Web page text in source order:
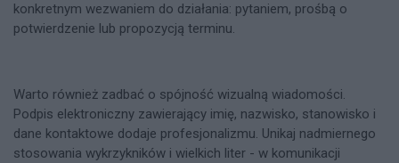
konkretnym wezwaniem do działania: pytaniem, prośbą o
potwierdzenie lub propozycją terminu.
Warto również zadbać o spójność wizualną wiadomości.
Podpis elektroniczny zawierający imię, nazwisko, stanowisko i
dane kontaktowe dodaje profesjonalizmu. Unikaj nadmiernego
stosowania wykrzykników i wielkich liter - w komunikacji